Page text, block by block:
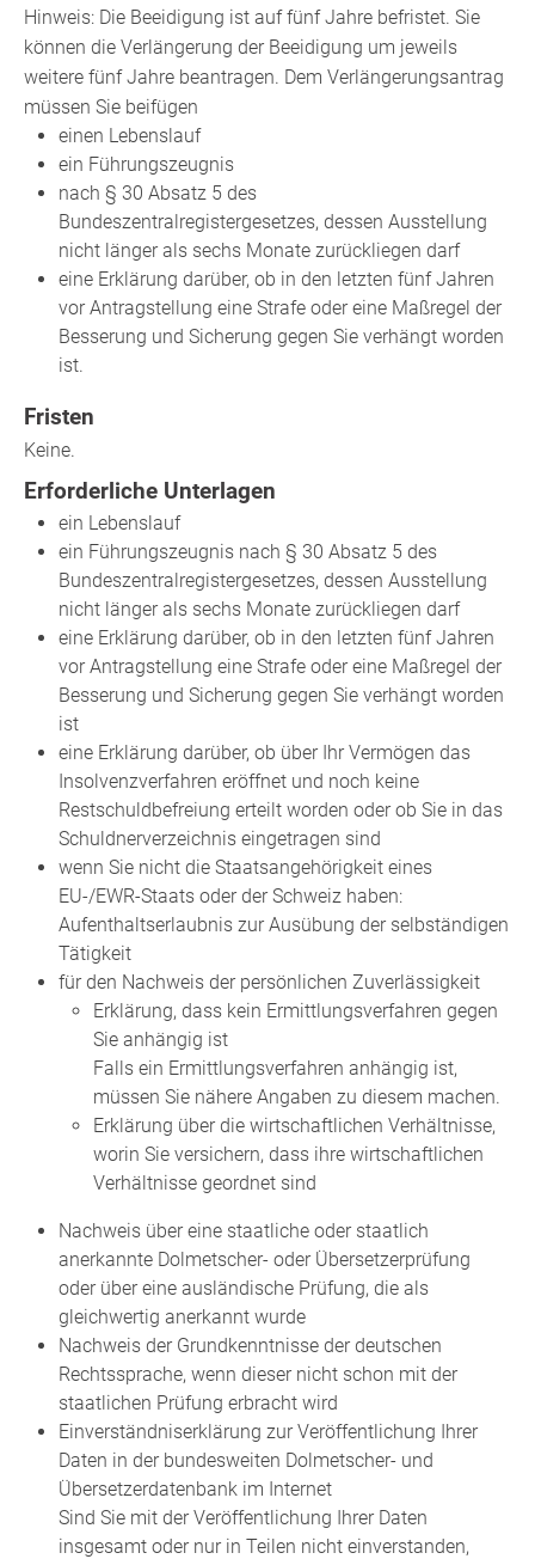
Hinweis: Die Beeidigung ist auf fünf Jahre befristet. Sie
können die Verlängerung der Beeidigung um jeweils
weitere fünf Jahre beantragen. Dem Verlängerungsantrag
müssen Sie beifügen
einen Lebenslauf
ein Führungszeugnis
nach § 30 Absatz 5 des
Bundeszentralregistergesetzes, dessen Ausstellung
nicht länger als sechs Monate zurückliegen darf
eine Erklärung darüber, ob in den letzten fünf Jahren
vor Antragstellung eine Strafe oder eine Maßregel der
Besserung und Sicherung gegen Sie verhängt worden
ist.
Fristen
Keine.
Erforderliche Unterlagen
ein Lebenslauf
ein Führungszeugnis nach § 30 Absatz 5 des
Bundeszentralregistergesetzes, dessen Ausstellung
nicht länger als sechs Monate zurückliegen darf
eine Erklärung darüber, ob in den letzten fünf Jahren
vor Antragstellung eine Strafe oder eine Maßregel der
Besserung und Sicherung gegen Sie verhängt worden
ist
eine Erklärung darüber, ob über Ihr Vermögen das
Insolvenzverfahren eröffnet und noch keine
Restschuldbefreiung erteilt worden oder ob Sie in das
Schuldnerverzeichnis eingetragen sind
wenn Sie nicht die Staatsangehörigkeit eines
EU-/EWR-Staats oder der Schweiz haben:
Aufenthaltserlaubnis zur Ausübung der selbständigen
Tätigkeit
für den Nachweis der persönlichen Zuverlässigkeit
Erklärung, dass kein Ermittlungsverfahren gegen
Sie anhängig ist
Falls ein Ermittlungsverfahren anhängig ist,
müssen Sie nähere Angaben zu diesem machen.
Erklärung über die wirtschaftlichen Verhältnisse,
worin Sie versichern, dass ihre wirtschaftlichen
Verhältnisse geordnet sind
Nachweis über eine staatliche oder staatlich
anerkannte Dolmetscher- oder Übersetzerprüfung
oder über eine ausländische Prüfung, die als
gleichwertig anerkannt wurde
Nachweis der Grundkenntnisse der deutschen
Rechtssprache, wenn dieser nicht schon mit der
staatlichen Prüfung erbracht wird
Einverständniserklärung zur Veröffentlichung Ihrer
Daten in der bundesweiten Dolmetscher- und
Übersetzerdatenbank im Internet
Sind Sie mit der Veröffentlichung Ihrer Daten
insgesamt oder nur in Teilen nicht einverstanden,